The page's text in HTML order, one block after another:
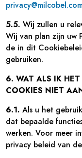
5.5. Wij zullen u
Wij van plan zijn uw
de in dit
gebruiken.
6. WAT ALS IK HET
COOKIES NIET
6.1. Als u het
dat bepaalde
werken. Voor meer
privacy beleid van